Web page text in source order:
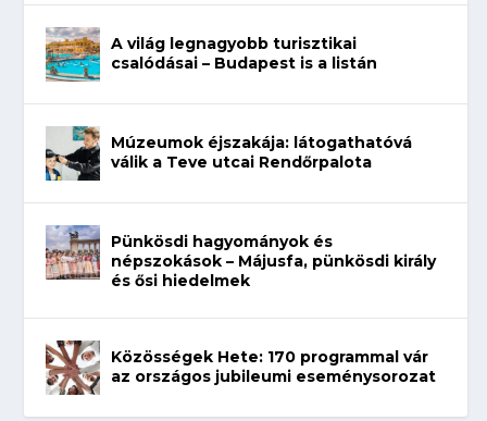
A világ legnagyobb turisztikai
csalódásai – Budapest is a listán
Múzeumok éjszakája: látogathatóvá
válik a Teve utcai Rendőrpalota
Pünkösdi hagyományok és
népszokások – Májusfa, pünkösdi király
és ősi hiedelmek
Közösségek Hete: 170 programmal vár
az országos jubileumi eseménysorozat